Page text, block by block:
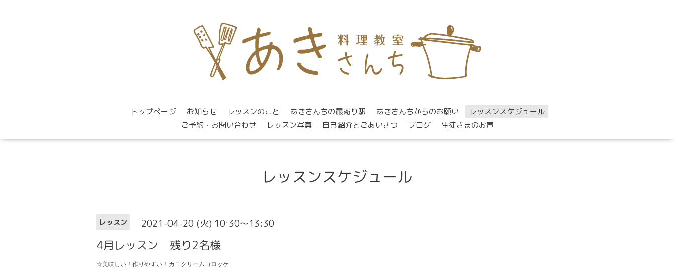
トップページ お知らせ レッスンのこと あきさんちの最寄り駅 あきさんちからのお願い
レッスンスケジュール
ご予約・お問い合わせ
レッスン写真 自己紹介とごあいさつ ブログ 生徒さまのお声
レッスンスケジュール
レッスン 2021-04-20 (火) 10:30～13:30
4月レッスン 残り2名様
☆美味しい！作りやすい！カニクリームコロッケ